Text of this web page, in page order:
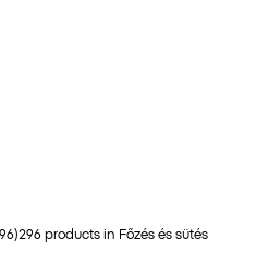
)296 products in Főzés és sütés